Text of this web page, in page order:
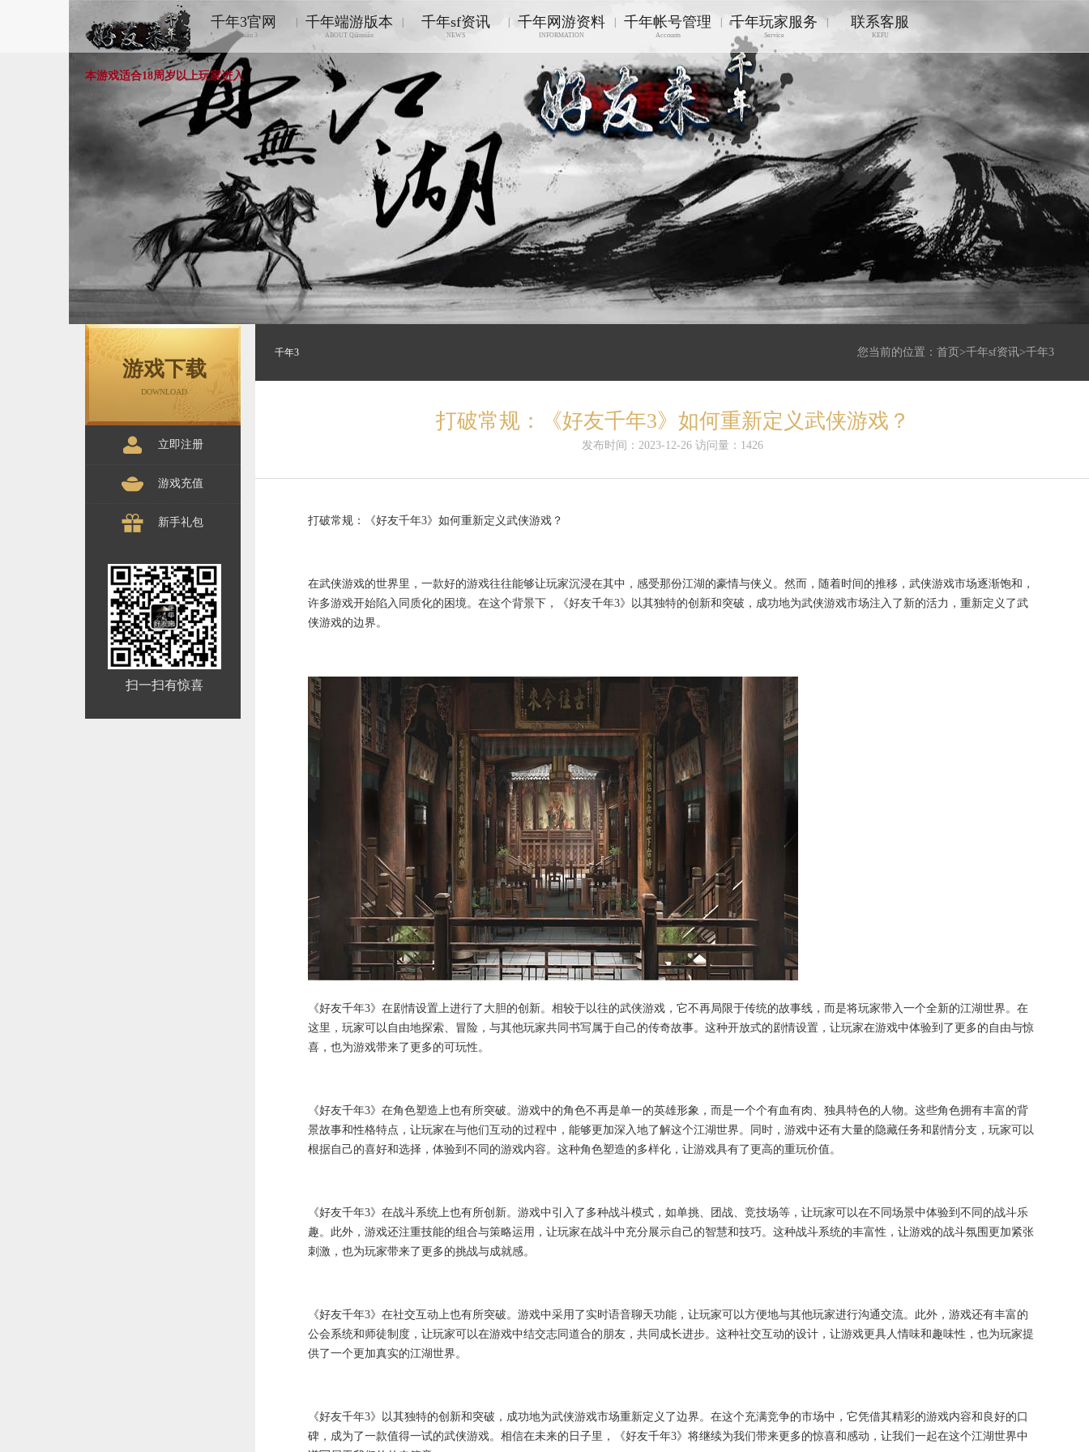
千年3官网
Qiānnián 3
千年端游版本
ABOUT Qiānnián
千年sf资讯
NEWS
千年网游资料
INFORMATION
千年帐号管理
Accounts
千年玩家服务
Service
联系客服
KEFU
本游戏适合18周岁以上玩家进入
游戏下载
DOWNLOAD
立即注册
游戏充值
新手礼包
扫一扫有惊喜
千年3 您当前的位置： 首页 >千年sf资讯>千年3
打破常规：《好友千年3》如何重新定义武侠游戏？
发布时间：2023-12-26 访问量：1426
打破常规：《好友千年3》如何重新定义武侠游戏？
在武侠游戏的世界里，一款好的游戏往往能够让玩家沉浸在其中，感受那份江湖的豪情与侠义。然而，随着时间的推移，武侠游戏市场逐渐饱和，
许多游戏开始陷入同质化的困境。在这个背景下，《好友千年3》以其独特的创新和突破，成功地为武侠游戏市场注入了新的活力，重新定义了武
侠游戏的边界。
《好友千年3》在剧情设置上进行了大胆的创新。相较于以往的武侠游戏，它不再局限于传统的故事线，而是将玩家带入一个全新的江湖世界。在
这里，玩家可以自由地探索、冒险，与其他玩家共同书写属于自己的传奇故事。这种开放式的剧情设置，让玩家在游戏中体验到了更多的自由与惊
喜，也为游戏带来了更多的可玩性。
《好友千年3》在角色塑造上也有所突破。游戏中的角色不再是单一的英雄形象，而是一个个有血有肉、独具特色的人物。这些角色拥有丰富的背
景故事和性格特点，让玩家在与他们互动的过程中，能够更加深入地了解这个江湖世界。同时，游戏中还有大量的隐藏任务和剧情分支，玩家可以
根据自己的喜好和选择，体验到不同的游戏内容。这种角色塑造的多样化，让游戏具有了更高的重玩价值。
《好友千年3》在战斗系统上也有所创新。游戏中引入了多种战斗模式，如单挑、团战、竞技场等，让玩家可以在不同场景中体验到不同的战斗乐
趣。此外，游戏还注重技能的组合与策略运用，让玩家在战斗中充分展示自己的智慧和技巧。这种战斗系统的丰富性，让游戏的战斗氛围更加紧张
刺激，也为玩家带来了更多的挑战与成就感。
《好友千年3》在社交互动上也有所突破。游戏中采用了实时语音聊天功能，让玩家可以方便地与其他玩家进行沟通交流。此外，游戏还有丰富的
公会系统和师徒制度，让玩家可以在游戏中结交志同道合的朋友，共同成长进步。这种社交互动的设计，让游戏更具人情味和趣味性，也为玩家提
供了一个更加真实的江湖世界。
《好友千年3》以其独特的创新和突破，成功地为武侠游戏市场重新定义了边界。在这个充满竞争的市场中，它凭借其精彩的游戏内容和良好的口
碑，成为了一款值得一试的武侠游戏。相信在未来的日子里，《好友千年3》将继续为我们带来更多的惊喜和感动，让我们一起在这个江湖世界中